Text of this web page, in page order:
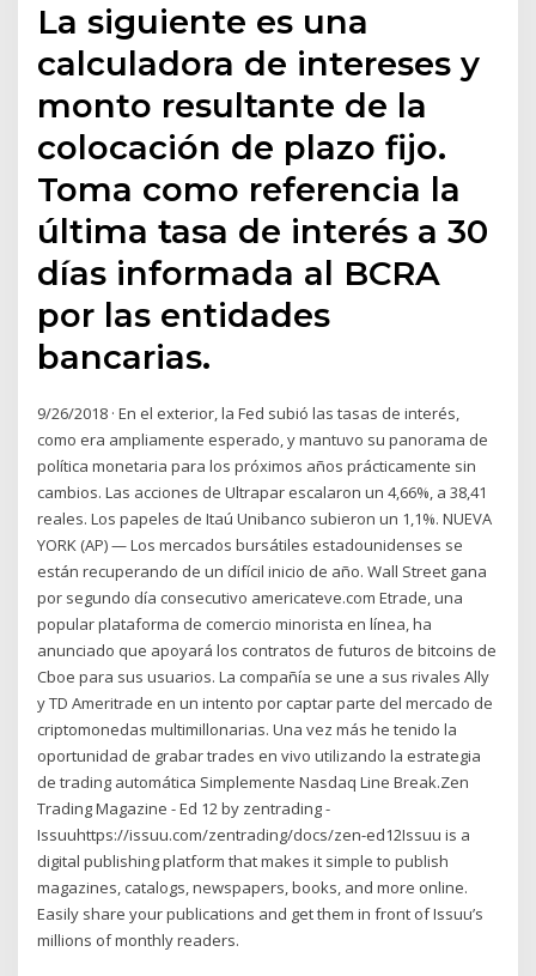
La siguiente es una
calculadora de intereses y
monto resultante de la
colocación de plazo fijo.
Toma como referencia la
última tasa de interés a 30
días informada al BCRA
por las entidades
bancarias.
9/26/2018 · En el exterior, la Fed subió las tasas de interés,
como era ampliamente esperado, y mantuvo su panorama de
política monetaria para los próximos años prácticamente sin
cambios. Las acciones de Ultrapar escalaron un 4,66%, a 38,41
reales. Los papeles de Itaú Unibanco subieron un 1,1%. NUEVA
YORK (AP) — Los mercados bursátiles estadounidenses se
están recuperando de un difícil inicio de año. Wall Street gana
por segundo día consecutivo americateve.com Etrade, una
popular plataforma de comercio minorista en línea, ha
anunciado que apoyará los contratos de futuros de bitcoins de
Cboe para sus usuarios. La compañía se une a sus rivales Ally
y TD Ameritrade en un intento por captar parte del mercado de
criptomonedas multimillonarias. Una vez más he tenido la
oportunidad de grabar trades en vivo utilizando la estrategia
de trading automática Simplemente Nasdaq Line Break.Zen
Trading Magazine - Ed 12 by zentrading -
Issuuhttps://issuu.com/zentrading/docs/zen-ed12Issuu is a
digital publishing platform that makes it simple to publish
magazines, catalogs, newspapers, books, and more online.
Easily share your publications and get them in front of Issuu’s
millions of monthly readers.